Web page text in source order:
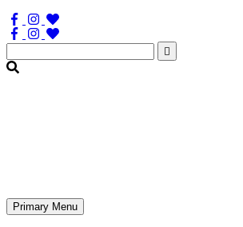
Søg
efter:
Primary Menu